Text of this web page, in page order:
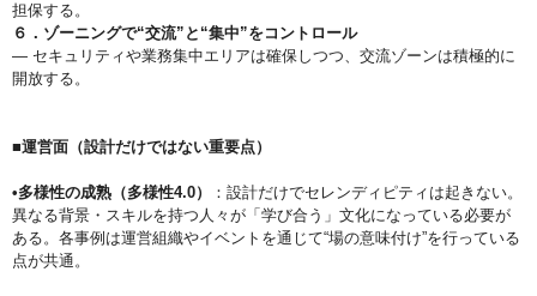
担保する。
６．ゾーニングで“交流”と“集中”をコントロール
— セキュリティや業務集中エリアは確保しつつ、交流ゾーンは積極的に
開放する。
■運営面（設計だけではない重要点）
•多様性の成熟（多様性4.0）
：設計だけでセレンディピティは起きない。
異なる背景・スキルを持つ人々が「学び合う」文化になっている必要が
ある。各事例は運営組織やイベントを通じて“場の意味付け”を行っている
点が共通。